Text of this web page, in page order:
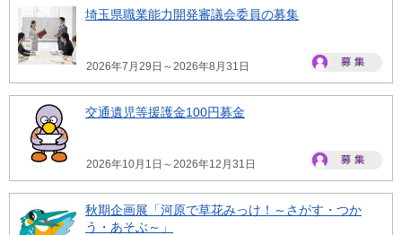
埼玉県職業能力開発審議会委員の募集
2026年7月29日～2026年8月31日
交通遺児等援護金100円募金
2026年10月1日～2026年12月31日
秋期企画展「河原で草花みっけ！～さがす・つか
う・あそぶ～」